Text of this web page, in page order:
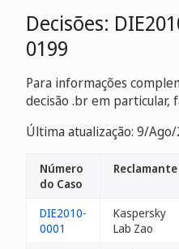
Decisões:
0199
Para informações
decisão .br em particular,
Última atualização: 9/
Número
do Caso
Reclamante
DIE2010-
0001
Kaspersky
Lab Zao